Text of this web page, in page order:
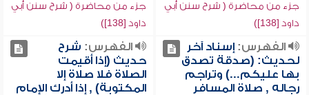
جزء من محاضرة ( شرح سنن أبي
داود [138])
جزء من محاضرة ( شرح سنن أبي
داود [138])
الفهرس:إسناد آخر
لحديث: (صدقة تصدق
بها عليكم...) وتراجم
رجاله , صلاة المسافر
الفهرس: شرح
حديث (إذا أقيمت
الصلاة فلا صلاة إلا
المكتوبة) , إذا أدرك الإمام